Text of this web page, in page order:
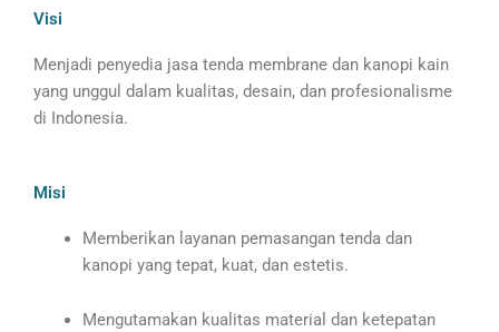
Visi
Menjadi penyedia jasa tenda membrane dan kanopi kain
yang unggul dalam kualitas, desain, dan profesionalisme
di Indonesia.
Misi
Memberikan layanan pemasangan tenda dan
kanopi yang tepat, kuat, dan estetis.
Mengutamakan kualitas material dan ketepatan